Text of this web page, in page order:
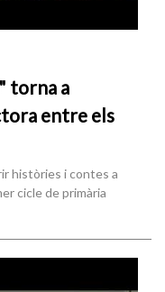
torna a
entre els
històries i contes a
cicle de primària